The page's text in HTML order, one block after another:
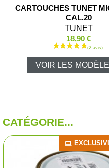
Gilets
Tabliers de
Vestes et
Pulls et
CARTOUCHES TUNET
CAL.20
TUNET
18,90 €
VOIR LES
CATÉGORIE...